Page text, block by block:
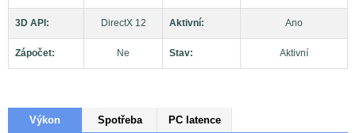
3D API: DirectX 12 Aktivní: Ano
Zápočet: Ne Stav: Aktivní
Výkon Spotřeba PC latence